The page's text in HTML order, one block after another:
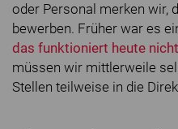
oder Personal merken wir,
bewerben. Früher war es
das funktioniert heute
müssen wir mittlerweile
Stellen teilweise in die